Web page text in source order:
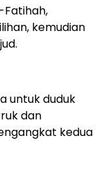
kemudian
untuk duduk
dan
kedua